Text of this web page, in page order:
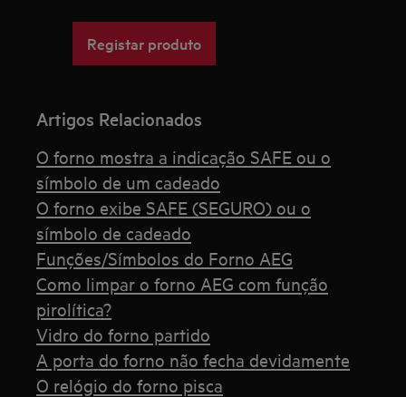
Registar produto
Artigos Relacionados
O forno mostra a indicação SAFE ou o
símbolo de um cadeado
O forno exibe SAFE (SEGURO) ou o
símbolo de cadeado
Funções/Símbolos do Forno AEG
Como limpar o forno AEG com função
pirolítica?
Vidro do forno partido
A porta do forno não fecha devidamente
O relógio do forno pisca